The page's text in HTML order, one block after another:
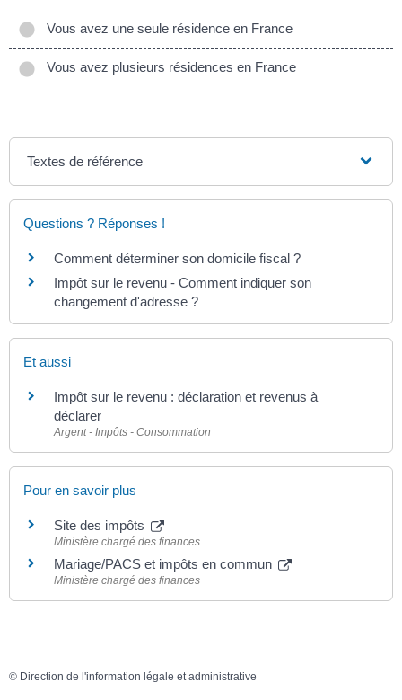
Vous avez une seule résidence en France
Vous avez plusieurs résidences en France
Textes de référence
Questions ? Réponses !
Comment déterminer son domicile fiscal ?
Impôt sur le revenu - Comment indiquer son
changement d'adresse ?
Et aussi
Impôt sur le revenu : déclaration et revenus à
déclarer
Argent - Impôts - Consommation
Pour en savoir plus
Site des impôts
Ministère chargé des finances
Mariage/PACS et impôts en commun
Ministère chargé des finances
© Direction de l'information légale et administrative